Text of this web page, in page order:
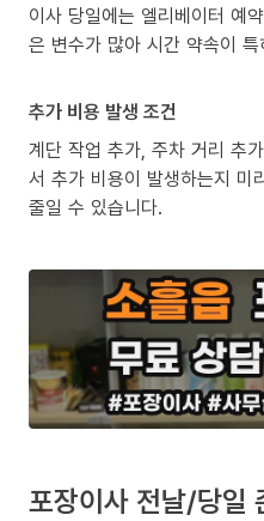
이사 당일에는 엘리베이터 예
은 변수가 많아 시간 약속이
추가 비용 발생 조건
계단 작업 추가, 주차 거리 추
서 추가 비용이 발생하는지 미
줄일 수 있습니다.
포장이사 전날/당일